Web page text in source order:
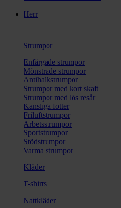
Herr
Strumpor
Enfärgade strumpor
Mönstrade strumpor
Antihalkstrumpor
Strumpor med kort skaft
Strumpor med lös resår
Känsliga fötter
Friluftstrumpor
Arbetsstrumpor
Sportstrumpor
Stödstrumpor
Varma strumpor
Kläder
T-shirts
Nattkläder